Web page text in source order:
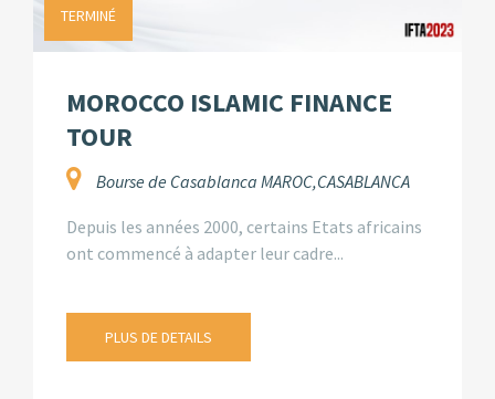
TERMINÉ
MOROCCO ISLAMIC FINANCE
TOUR
Bourse de Casablanca MAROC,CASABLANCA
Depuis les années 2000, certains Etats africains
ont commencé à adapter leur cadre...
PLUS DE DETAILS